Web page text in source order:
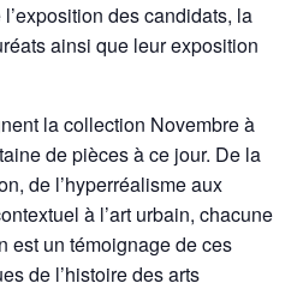
des candidats, la
ainsi que leur exposition
la collection Novembre à
de pièces à ce jour. De la
de l’hyperréalisme aux
à l’art urbain, chacune
un témoignage de ces
de l’histoire des arts